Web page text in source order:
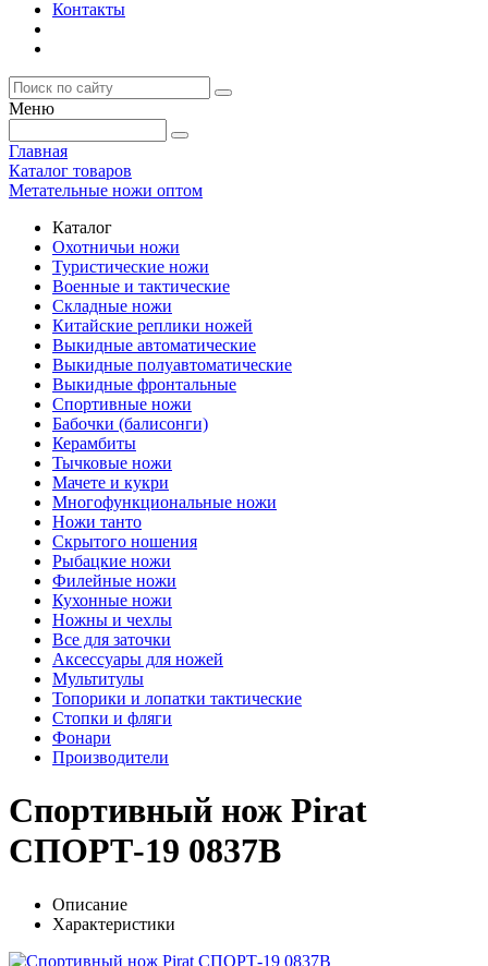
Контакты
Меню
Главная
Каталог товаров
Метательные ножи оптом
Каталог
Охотничьи ножи
Туристические ножи
Военные и тактические
Складные ножи
Китайские реплики ножей
Выкидные автоматические
Выкидные полуавтоматические
Выкидные фронтальные
Спортивные ножи
Бабочки (балисонги)
Керамбиты
Тычковые ножи
Мачете и кукри
Многофункциональные ножи
Ножи танто
Скрытого ношения
Рыбацкие ножи
Филейные ножи
Кухонные ножи
Ножны и чехлы
Все для заточки
Аксессуары для ножей
Мультитулы
Топорики и лопатки тактические
Стопки и фляги
Фонари
Производители
Спортивный нож Pirat
СПОРТ-19 0837B
Описание
Характеристики